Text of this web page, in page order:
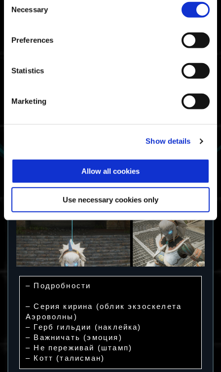
Selection
Necessary
Preferences
Statistics
Marketing
Show details
Allow all cookies
Use necessary cookies only
Набор Monster Hunter для
– Подробности
– Серия кирина (облик экзоскелета
Аэроволны)
– Герб гильдии (наклейка)
– Важничать (эмоция)
– Не переживай (штамп)
– Котт (талисман)